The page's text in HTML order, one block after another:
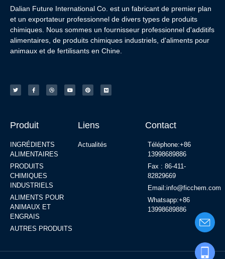
Dalian Future International Co. est un fabricant de premier plan
et un exportateur professionnel de divers types de produits
chimiques. Nous sommes un fournisseur professionnel d'additifs
alimentaires, de produits chimiques industriels, d'aliments pour
animaux et de fertilisants en Chine.
Produit
INGRÉDIENTS
ALIMENTAIRES
PRODUITS
CHIMIQUES
INDUSTRIELS
ALIMENTS POUR
ANIMAUX ET
ENGRAIS
AUTRES PRODUITS
Liens
Actualités
Contact
Téléphone:+86
13998689886
Fax : 86-411-
82829669
Email:info@ficchem.com
Whatsapp:+86
13998689886